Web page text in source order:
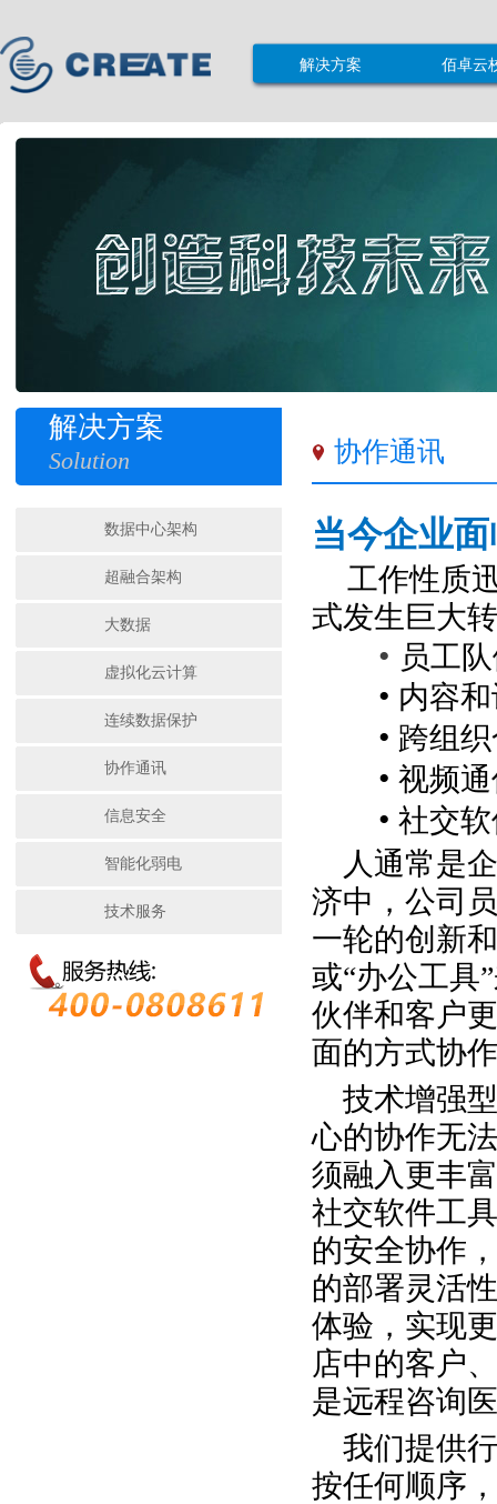
解决方案 佰卓云
解决方案
Solution
数据中心架构
超融合架构
大数据
虚拟化云计算
连续数据保护
协作通讯
信息安全
智能化弱电
技术服务
协作通讯
当今企业
工作性质
式发生巨大
• 员工
• 内容
• 跨组
• 视频
• 社交
人通常是
济中，公司
一轮的创新
或“办公工具
伙伴和客户
面的方式协
技术增强
心的协作无
须融入更丰
社交软件工
的安全协作
的部署灵活
体验，实现
店中的客户
是远程咨询
我们提供
按任何顺序